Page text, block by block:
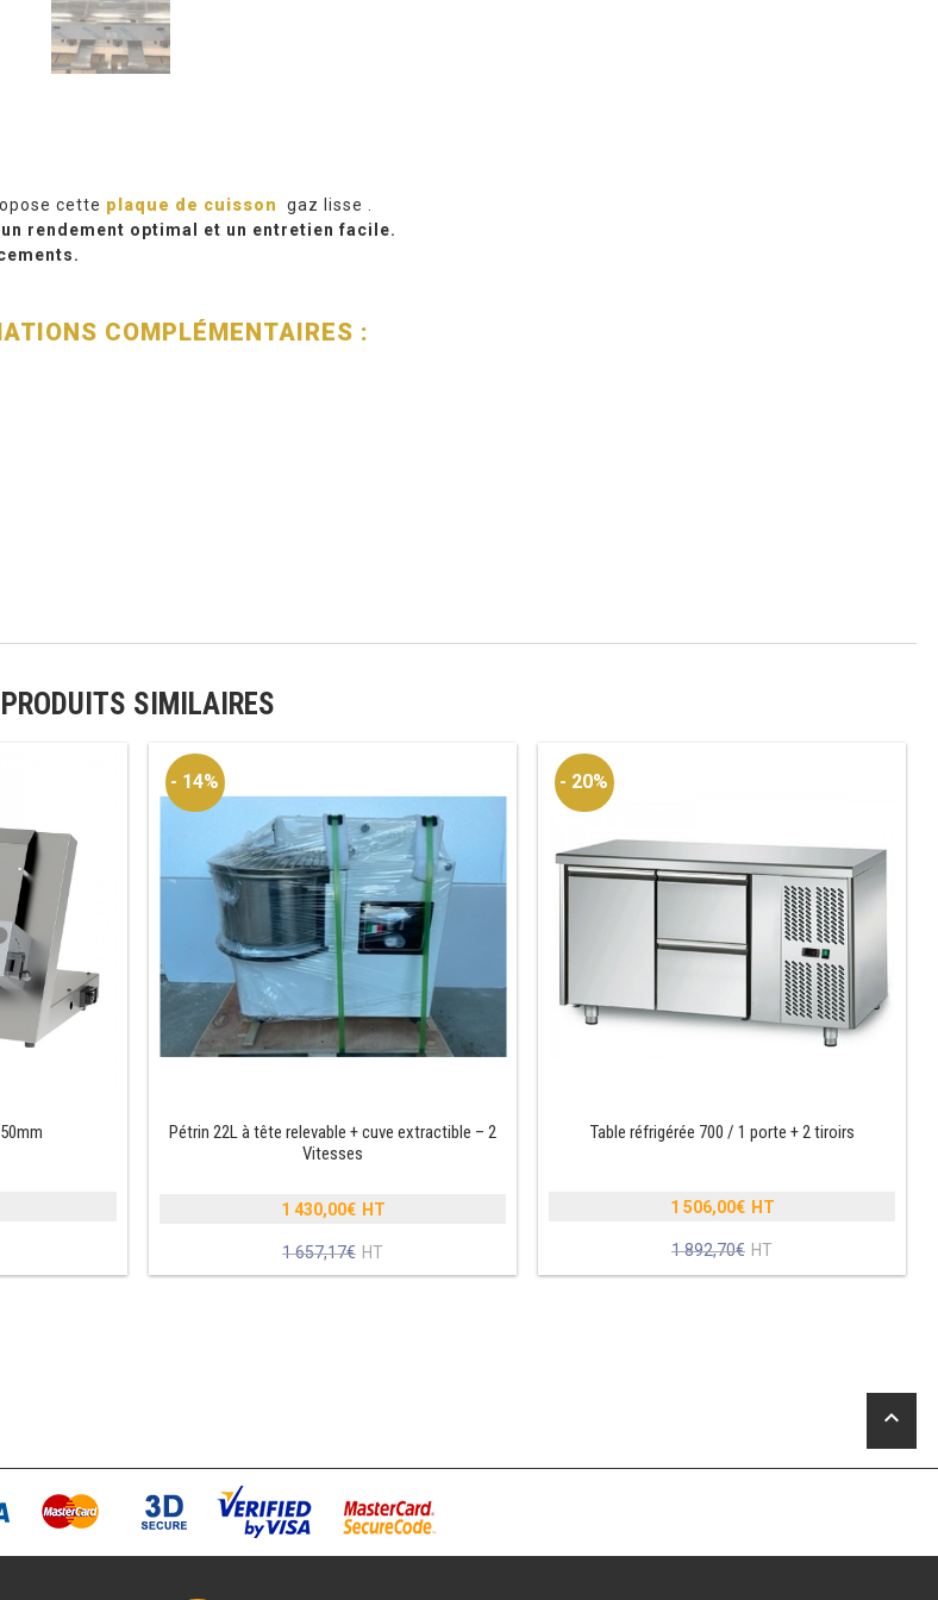
cette plaque de cuisson
gaz lisse .
rendement optimal et un entretien facile.
COMPLÉMENTAIRES :
PRODUITS SIMILAIRES
- 14%
Pétrin 22L à tête relevable + cuve extractible – 2
Vitesses
1 657,17€
prix
initial
1 430,00€
Le
prix
- 20%
Table réfrigérée 700 / 1 porte + 2 tiroirs
1 892,70€
prix
initial
1 506,00€
Le
prix
keyboard_arrow_up